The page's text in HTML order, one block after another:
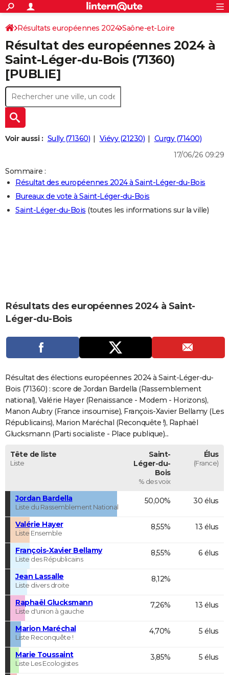
ACTUALITÉS
Politique
Société
Faits Divers
Education
Monde
Villes
+
SPORT
Coupe du monde 2026
Football
Tennis
Cyclisme
Rugby
Forum
CULTURE
Programme TV
TNT
Streaming
Cinéma
Sorties cinéma
Musique
+FINANCE
Retraite
Impôts
Epargne
Immobilier
Risques naturels par ville
Banque
Assurance
CréditAUTO
Essais
Réserver un essai
Citadines
Berlines
SUV
Forum auto
+HIGH-TECH
Mobiles
Meilleur smartphone
Internet
Ordinateurs
Jeux vidéo
Guide high-tech
+
BRICOLAGE
Guides de France
Escapades
Patrimoine
Expositions
Musées
Week-end nature
+LIFESTYLE
Art de vivre
Bien-être
Loisirs
Mode
Modes de vie
SANTE
CARTE DE VOEUX
Carte de Noël
Carte Bonne année
Carte Saint-Valentin
Carte Pâques
Carte d'anniversaire
DICTIONNAIRE
Dictionnaire
Biographies
Expressions
Proverbes
PROGRAMME TV
AVIS DE DÉCÈS
FORUM
Bricolage
Lifestyle
Culture
Sport
Auto
Television
Voyage
Cinema
Rechercher
S'inscrire
Connexion
Résultats européennes 2024 Saône-et-Loire
Résultat des européennes 2024 à
Saint-Léger-du-Bois (71360)
[PUBLIE]
Voir aussi : Sully (71360) Viévy (21230)
Curgy (71400)
17/06/26 09:29
Sommaire :
Résultat des européennes 2024 à Saint-Léger-du-Bois
Bureaux de vote à Saint-Léger-du-Bois
Saint-Léger-du-Bois (toutes les informations sur la ville)
Résultats des européennes 2024 à Saint-
Léger-du-Bois
Résultat des élections européennes 2024 à Saint-Léger-du-
Bois (71360) : score de Jordan Bardella (Rassemblement
national), Valérie Hayer (Renaissance - Modem - Horizons),
Manon Aubry (France insoumise), François-Xavier Bellamy (Les
Républicains), Marion Maréchal (Reconquête !), Raphaël
Glucksmann (Parti socialiste - Place publique)...
Tête de liste
Liste
Saint-
Léger-du-
Bois
% des voix
Élus
(France)
Jordan Bardella
Liste du Rassemblement National
50,00% 30 élus
Valérie Hayer
Liste Ensemble
8,55% 13 élus
François-Xavier Bellamy
Liste des Républicains
8,55% 6 élus
Jean Lassalle
Liste divers droite
8,12%
Raphaël Glucksmann
Liste d'union à gauche
7,26% 13 élus
Marion Maréchal
Liste Reconquête !
4,70% 5 élus
Marie Toussaint
Liste Les Ecologistes
3,85% 5 élus